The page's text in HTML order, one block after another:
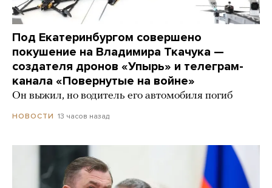
Под Екатеринбургом совершено
покушение на Владимира Ткачука —
создателя дронов «Упырь» и телеграм-
канала «Повернутые на войне»
Он выжил, но водитель его автомобиля погиб
НОВОСТИ 13 часов назад